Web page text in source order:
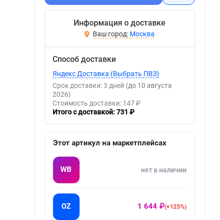
Информация о доставке
Москва
Способ доставки
Яндекс Доставка (Выбрать ПВЗ)
Срок доставки: 3 дней (до 10 августа
2026)
Стоимость доставки: 147 ₽
Итого с доставкой: 731 ₽
Этот артикул на маркетплейсах
WB нет в наличии
OZ 1 644 ₽(+125%)